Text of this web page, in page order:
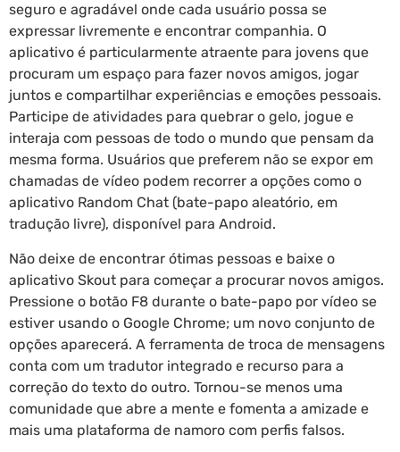
seguro e agradável onde cada usuário possa se
expressar livremente e encontrar companhia. O
aplicativo é particularmente atraente para jovens que
procuram um espaço para fazer novos amigos, jogar
juntos e compartilhar experiências e emoções pessoais.
Participe de atividades para quebrar o gelo, jogue e
interaja com pessoas de todo o mundo que pensam da
mesma forma. Usuários que preferem não se expor em
chamadas de vídeo podem recorrer a opções como o
aplicativo Random Chat (bate-papo aleatório, em
tradução livre), disponível para Android.
Não deixe de encontrar ótimas pessoas e baixe o
aplicativo Skout para começar a procurar novos amigos.
Pressione o botão F8 durante o bate-papo por vídeo se
estiver usando o Google Chrome; um novo conjunto de
opções aparecerá. A ferramenta de troca de mensagens
conta com um tradutor integrado e recurso para a
correção do texto do outro. Tornou-se menos uma
comunidade que abre a mente e fomenta a amizade e
mais uma plataforma de namoro com perfis falsos.